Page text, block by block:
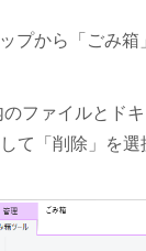
プから「ごみ箱
のファイルとド
て「削除」を選